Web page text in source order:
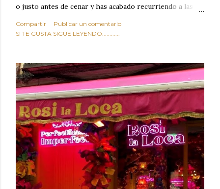
o justo antes de cenar y has acabado recurriendo a las
típicas patatas de bolsa, frutos secos fritos o snacks
ultraprocesados llenos de grasas saturadas y sodio?
sabroso, con ese toque tostado y crujiente que tanto nos
satisface. Estas alubias crujientes al horno van a cambiar
por completo tu forma de ver las legumbres. Olvídate de
asociar las alubias únicamente a los guisos tradicionales y
copiosos de invierno. Con esta receta simple pero
revolucionaria, transformaremos un ingrediente tan
humilde como la alubia de La Bañeza en un snack ligero,
dorado, cargado de proteína y 100% natural. Es el
sustituto perfecto a los frutos se...
Compartir
Publicar un comentario
SI TE GUSTA SIGUE LEYENDO............